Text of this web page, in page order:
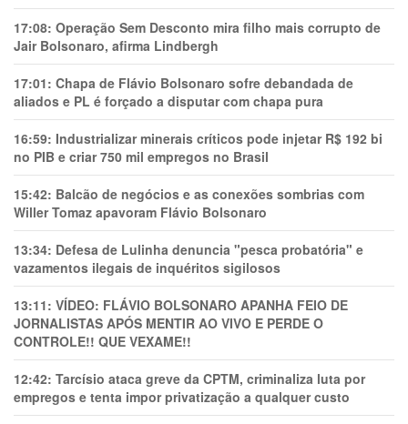
17:08: Operação Sem Desconto mira filho mais corrupto de
Jair Bolsonaro, afirma Lindbergh
17:01: Chapa de Flávio Bolsonaro sofre debandada de
aliados e PL é forçado a disputar com chapa pura
16:59: Industrializar minerais críticos pode injetar R$ 192 bi
no PIB e criar 750 mil empregos no Brasil
15:42: Balcão de negócios e as conexões sombrias com
Willer Tomaz apavoram Flávio Bolsonaro
13:34: Defesa de Lulinha denuncia "pesca probatória" e
vazamentos ilegais de inquéritos sigilosos
13:11: VÍDEO: FLÁVIO BOLSONARO APANHA FEIO DE
JORNALISTAS APÓS MENTIR AO VIVO E PERDE O
CONTROLE!! QUE VEXAME!!
12:42: Tarcísio ataca greve da CPTM, criminaliza luta por
empregos e tenta impor privatização a qualquer custo